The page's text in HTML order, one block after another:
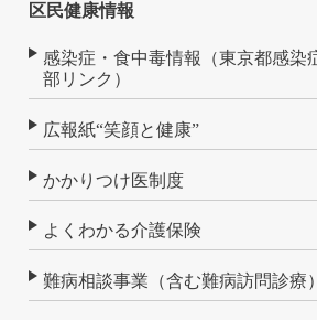
区民健康情報
感染症・食中毒情報（東京都感染
部リンク）
広報紙“笑顔と健康”
かかりつけ医制度
よくわかる介護保険
難病相談事業（含む難病訪問診療）